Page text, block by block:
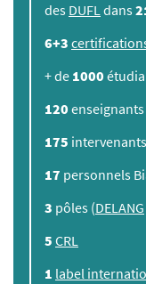
des DUFLdans
6+3
+ de 1000
120
175
17 personnels
3 pôles (DELANG
5 CRL
1 label